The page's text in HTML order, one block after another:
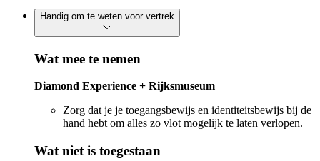
Handig om te weten voor vertrek
Wat mee te nemen
Diamond Experience + Rijksmuseum
Zorg dat je je toegangsbewijs en identiteitsbewijs bij de
hand hebt om alles zo vlot mogelijk te laten verlopen.
Wat niet is toegestaan